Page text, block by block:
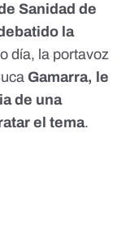
Sanidad de
la
día, la portavoz
Gamarra, le
de una
el tema.